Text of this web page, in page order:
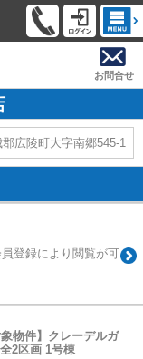
お問合せ
広陵町大字南郷545-1
登録により閲覧が可
象物件】クレーデルガ
2区画 1号棟